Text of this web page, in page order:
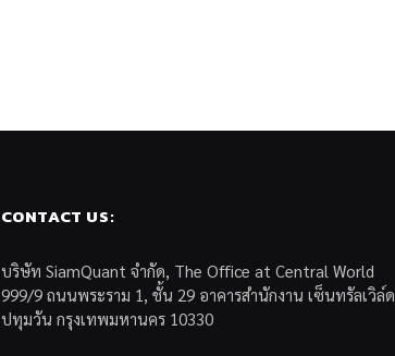
CONTACT US:
บริษัท SiamQuant จำกัด, The Office at Central World
999/9 ถนนพระราม 1, ชั้น 29 อาคารสำนักงาน เซ็นทรัลเวิล์ด
ปทุมวัน กรุงเทพมหานคร 10330